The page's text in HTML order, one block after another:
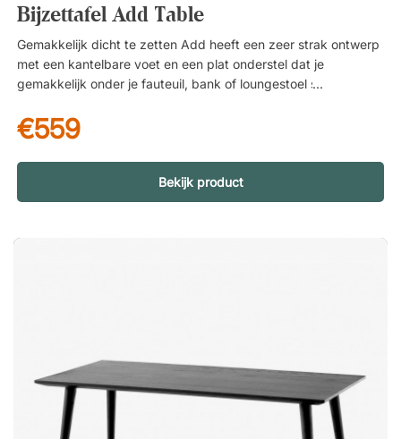
Bijzettafel Add Table
Gemakkelijk dicht te zetten Add heeft een zeer strak ontwerp
met een kantelbare voet en een plat onderstel dat je
gemakkelijk onder je fauteuil, bank of loungestoel schuift.
plaatsen als u wilt, afhankelijk van of u de tafel gebruikt om
aan te werken of om uw koffiekopje of laptop even weg te
zetten. Twee hoogtes voor verschillende doeleinden De
bijzettafel is verkrijgbaar in twee hoogtes. De onderste (56
cm) is ideaal voor wie een tafel zoekt die vooral gebruikt
u ook zittend op de bank of in een fauteuil kunt werken, raden
details, hebben de ontwerpen van Anya Sebton wereldwijde
aandacht gekregen en vandaag de dag is haar werk te vinden
op spraakmakende locaties zoals luchthavens, ambassades
en musea over de hele wereld.Add is een handig bijzettafeltje
€559
Bekijk product